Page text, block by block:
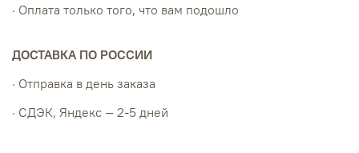
· Оплата только того, что вам подошло
ДОСТАВКА ПО РОССИИ
· Отправка в день заказа
· СДЭК, Яндекс — 2-5 дней